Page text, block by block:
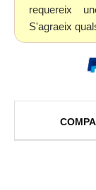
requereix
S'agraeix